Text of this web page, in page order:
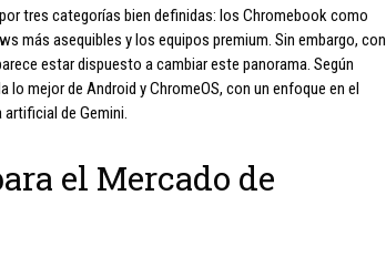
tres categorías bien definidas: los Chromebook como
más asequibles y los equipos premium. Sin embargo, con
estar dispuesto a cambiar este panorama. Según
mejor de Android y ChromeOS, con un enfoque en el
de Gemini.
el Mercado de